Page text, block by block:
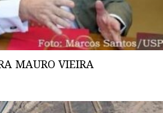
MAURO VIEIRA